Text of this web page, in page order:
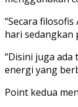
“Secara
hari sedangkan
“Disini juga
energi yang
Point kedua